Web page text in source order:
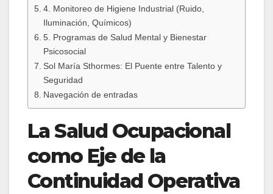
4. Monitoreo de Higiene Industrial (Ruido,
Iluminación, Químicos)
5. Programas de Salud Mental y Bienestar
Psicosocial
Sol María Sthormes: El Puente entre Talento y
Seguridad
Navegación de entradas
La Salud Ocupacional
como Eje de la
Continuidad Operativa